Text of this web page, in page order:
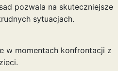
pozwala na skuteczniejsze
sytuacjach.
w momentach konfrontacji z